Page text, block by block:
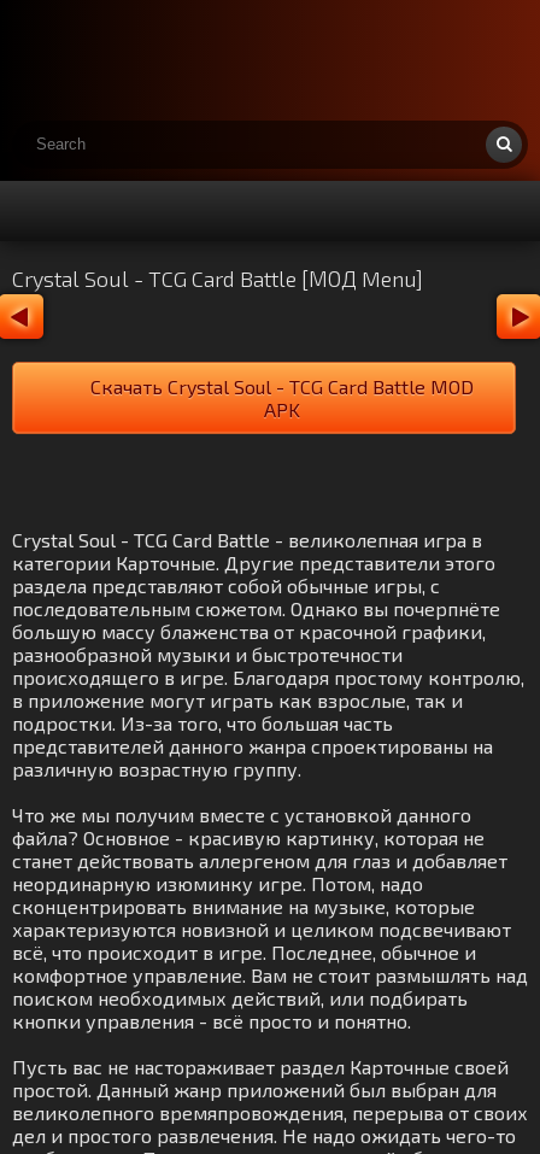
Crystal Soul - TCG Card Battle [МОД Menu]
Скачать Crystal Soul - TCG Card Battle MOD
APK
Crystal Soul - TCG Card Battle - великолепная игра в
категории Карточные. Другие представители этого
раздела представляют собой обычные игры, с
последовательным сюжетом. Однако вы почерпнёте
большую массу блаженства от красочной графики,
разнообразной музыки и быстротечности
происходящего в игре. Благодаря простому контролю,
в приложение могут играть как взрослые, так и
подростки. Из-за того, что большая часть
представителей данного жанра спроектированы на
различную возрастную группу.
Что же мы получим вместе с установкой данного
файла? Основное - красивую картинку, которая не
станет действовать аллергеном для глаз и добавляет
неординарную изюминку игре. Потом, надо
сконцентрировать внимание на музыке, которые
характеризуются новизной и целиком подсвечивают
всё, что происходит в игре. Последнее, обычное и
комфортное управление. Вам не стоит размышлять над
поиском необходимых действий, или подбирать
кнопки управления - всё просто и понятно.
Пусть вас не настораживает раздел Карточные своей
простой. Данный жанр приложений был выбран для
великолепного времяпровождения, перерыва от своих
дел и простого развлечения. Не надо ожидать чего-то